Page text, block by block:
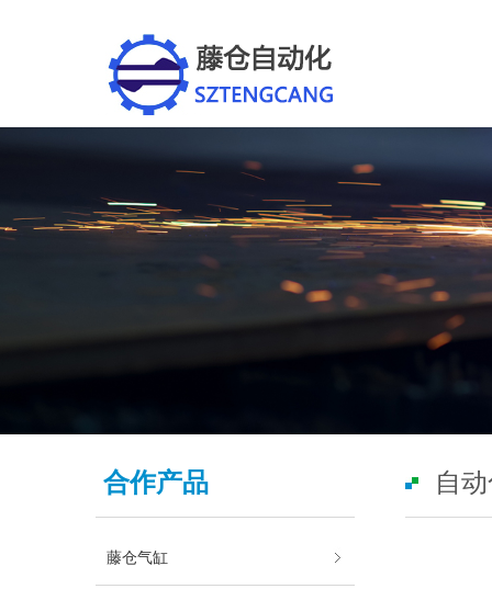
合作产品
藤仓气缸
自